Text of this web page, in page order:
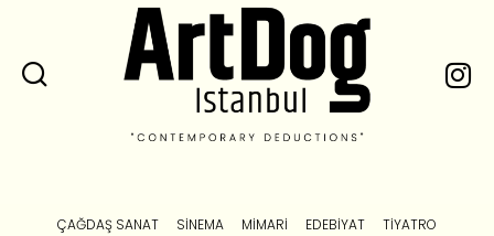
ÇAĞDAŞ SANAT SINEMA MIMARI EDEBIYAT
TIYATRO